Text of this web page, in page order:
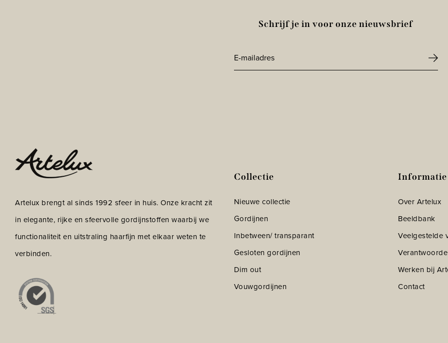
Schrijf je in voor onze nieuwsbrief
mailadres
Artelux brengt al sinds 1992 sfeer in huis. Onze kracht zit
in elegante, rijke en sfeervolle gordijnstoffen waarbij we
functionaliteit en uitstraling haarfijn met elkaar weten te
verbinden.
Collectie
Nieuwe collectie
Gordijnen
Inbetween/ transparant
Gesloten gordijnen
Dim out
Vouwgordijnen
Informatie
Over Artelux
Beeldbank
Veelgestelde
Werken bij
Contact